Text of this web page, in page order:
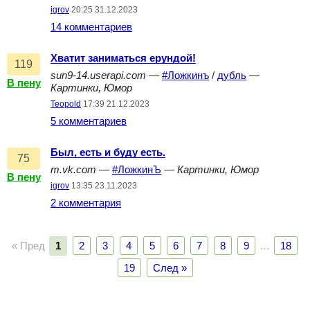
igrov 20:25 31.12.2023
14 комментариев
119
В пену
Хватит заниматься ерундой!
sun9-14.userapi.com — #Ложкинъ / дубль —
Картинки, Юмор
Teopold 17:39 21.12.2023
5 комментариев
75
В пену
Был, есть и буду есть.
m.vk.com — #ЛожкинЪ — Картинки, Юмор
igrov 13:35 23.11.2023
2 комментария
« Пред 1 2 3 4 5 6 7 8 9 …
18
19
След »